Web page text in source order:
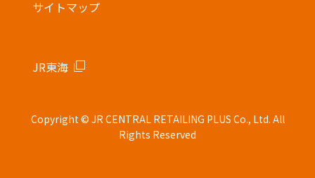
サイトマップ
JR東海
Copyright © JR CENTRAL RETAILING PLUS Co., Ltd. All
Rights Reserved